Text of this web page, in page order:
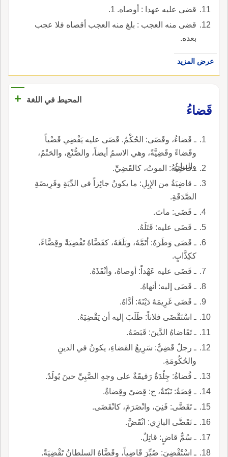
قضى عليه عهدا : أوصاه. 1.
قضى منه العجب : بلغ منه العجب أقصاه فلا عجب
بعده.
عرض المزيد
المحيط في اللغة
+
قَضاءُ
ـ قَضاءُ، وقَضَى: الحُكْمُ. قَضَى عليه يَقْضِي قَضْياً
وقَضاءً وقَضِيَّةً، وهي الاسمُ أيضاً، والصُّنْع، والحَتْمُ،
والبيانُ.
ـ قاضِيَةُ: الموتُ، كالقَضِيِّ.
ـ قاضِيَةُ من الإِبِلِ: ما يكونُ جائِزاً في الدِّيَةِ وفَرِيضَةِ
الصَّدَقَةِ.
ـ قَضَى: ماتَ.
ـ قَضَى عليه: قَتَلَهُ.
ـ قَضَى وَطَرَهُ: أتَمَّهُ، وبَلَغَهُ، كقَضَّاهُ تَقْضِيَةً وقِضَّاءً،
ككِذَّابٍ.
ـ قَضَى عليه عَهْداً: أوصاهُ، وأنْفَذَهُ.
ـ قَضَى إليه: أنهاهُ.
ـ قَضَى غَرِيمَهُ دَيْنَهُ: أدَّاهُ.
ـ اسْتَقْضَى فلاناً: طَلَبَ إليه أن يَقْضِيَهُ.
ـ تَقَاضاهُ الدَّينَ: قَبَضَهُ.
ـ رجلٌ قَضِيٌّ: سَرِيعُ القضاءِ، يكونُ في الدينِ
والحُكُومَةِ.
ـ قُضاةُ: جِلْدَةٌ رَقيقَةٌ على وجهِ الصَّبِيِّ حينَ يُولَدُ.
ـ قِضَةُ: نَبْتَةٌ، ج: قِضىً وقِضاةٌ.
ـ تَقَضَّى: فَنِيَ، وانْصَرَمَ، كانْقَضَى.
ـ تَقَضَّى البازِي: انْقَضَّ.
ـ سُمٌّ قاضٍ: قاتِلٌ.
ـ اسْتُقْضِيَ: صُيِّرَ قَاضِياً، وقَضَّاهُ السلطانُ تَقْضِيَةً.